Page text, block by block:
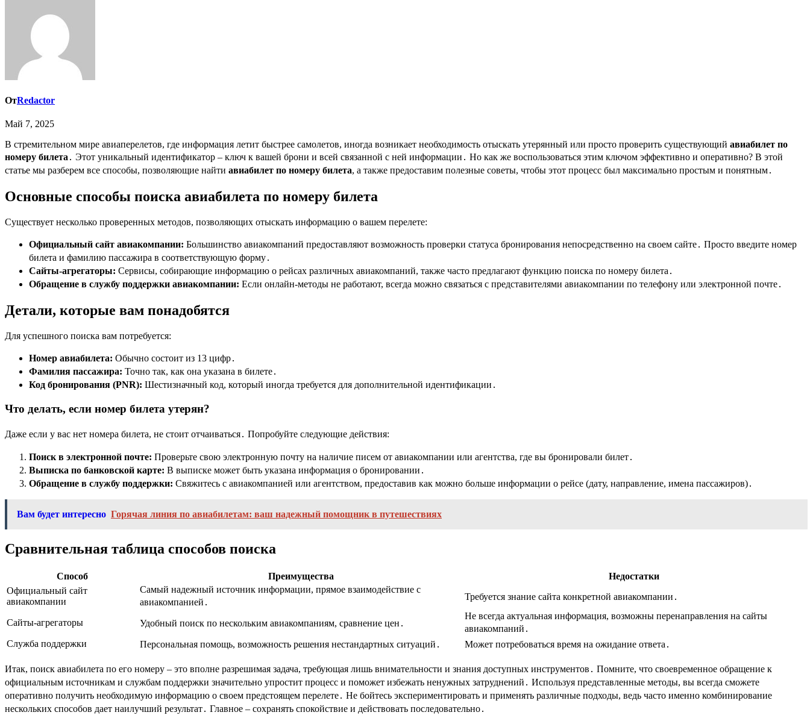
ОтRedactor
Май 7, 2025
В стремительном мире авиаперелетов, где информация летит быстрее самолетов, иногда возникает необходимость отыскать утерянный или просто проверить существующий авиабилет по
номеру билета․ Этот уникальный идентификатор – ключ к вашей брони и всей связанной с ней информации․ Но как же воспользоваться этим ключом эффективно и оперативно? В этой
статье мы разберем все способы, позволяющие найти авиабилет по номеру билета, а также предоставим полезные советы, чтобы этот процесс был максимально простым и понятным․
Основные способы поиска авиабилета по номеру билета
Существует несколько проверенных методов, позволяющих отыскать информацию о вашем перелете:
Официальный сайт авиакомпании: Большинство авиакомпаний предоставляют возможность проверки статуса бронирования непосредственно на своем сайте․ Просто введите номер
билета и фамилию пассажира в соответствующую форму․
Сайты-агрегаторы: Сервисы, собирающие информацию о рейсах различных авиакомпаний, также часто предлагают функцию поиска по номеру билета․
Обращение в службу поддержки авиакомпании: Если онлайн-методы не работают, всегда можно связаться с представителями авиакомпании по телефону или электронной почте․
Детали, которые вам понадобятся
Для успешного поиска вам потребуется:
Номер авиабилета: Обычно состоит из 13 цифр․
Фамилия пассажира: Точно так, как она указана в билете․
Код бронирования (PNR): Шестизначный код, который иногда требуется для дополнительной идентификации․
Что делать, если номер билета утерян?
Даже если у вас нет номера билета, не стоит отчаиваться․ Попробуйте следующие действия:
Поиск в электронной почте: Проверьте свою электронную почту на наличие писем от авиакомпании или агентства, где вы бронировали билет․
Выписка по банковской карте: В выписке может быть указана информация о бронировании․
Обращение в службу поддержки: Свяжитесь с авиакомпанией или агентством, предоставив как можно больше информации о рейсе (дату, направление, имена пассажиров)․
Вам будет интересно Горячая линия по авиабилетам: ваш надежный помощник в путешествиях
Сравнительная таблица способов поиска
Способ Преимущества
Недостатки
Официальный сайт
авиакомпании
Самый надежный источник информации, прямое взаимодействие с
авиакомпанией․
Требуется знание сайта конкретной авиакомпании․
Сайты-агрегаторы Удобный поиск по нескольким авиакомпаниям, сравнение цен․
Не всегда актуальная информация, возможны перенаправления на сайты
авиакомпаний․
Служба поддержки
Персональная помощь, возможность решения нестандартных ситуаций․ Может потребоваться время на ожидание ответа․
Итак, поиск авиабилета по его номеру – это вполне разрешимая задача, требующая лишь внимательности и знания доступных инструментов․ Помните, что своевременное обращение к
официальным источникам и службам поддержки значительно упростит процесс и поможет избежать ненужных затруднений․ Используя представленные методы, вы всегда сможете
оперативно получить необходимую информацию о своем предстоящем перелете․ Не бойтесь экспериментировать и применять различные подходы, ведь часто именно комбинирование
нескольких способов дает наилучший результат․ Главное – сохранять спокойствие и действовать последовательно․